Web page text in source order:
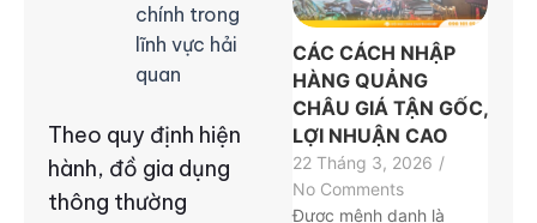
chính trong
lĩnh vực hải
quan
Theo quy định hiện
hành, đồ gia dụng
thông thường
CÁC CÁCH NHẬP
HÀNG QUẢNG
CHÂU GIÁ TẬN GỐC,
LỢI NHUẬN CAO
22 Tháng 3, 2026 /
No Comments
Được mệnh danh là